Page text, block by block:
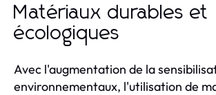
Matériaux durables et
écologiques
Avec l'augmentation de la
environnementaux, l'utilisation de